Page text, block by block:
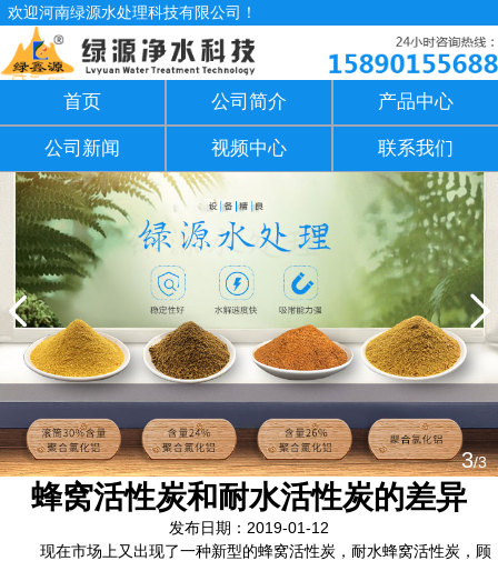
欢迎河南绿源水处理科技有限公司！
首页 公司简介 产品中心
公司新闻 视频中心 联系我们
3/3
蜂窝活性炭和耐水活性炭的差异
发布日期：2019-01-12
现在市场上又出现了一种新型的蜂窝活性炭，耐水蜂窝活性炭，顾